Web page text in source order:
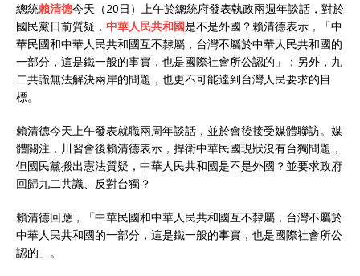
總統賴清德今天（20日）上午於總統府發表執政兩週年談話，對於
國民黨日前質疑， 中華人民共和國是不是外國？賴清德表示，「中
華民國和中華人民共和國互不隸屬，台灣不屬於中華人民共和國的
一部分，這是鐵一般的事實，也是國際社會所公認的」；另外，九
二共識無法解決兩岸的問題，也更不可能達到台灣人民要求的目
標。
賴清德今天上午發表就職兩周年談話，並於會後接受媒體聯訪。媒
體關注，川習會後賴清德表示，捍衛中華民國現狀沒有台獨問題，
但國民黨搬出憲法質疑，中華人民共和國是不是外國？並要求政府
回歸九二共識、反對台獨？
賴清德回應，「中華民國和中華人民共和國互不隸屬，台灣不屬於
中華人民共和國的一部分，這是鐵一般的事實，也是國際社會所公
認的」。